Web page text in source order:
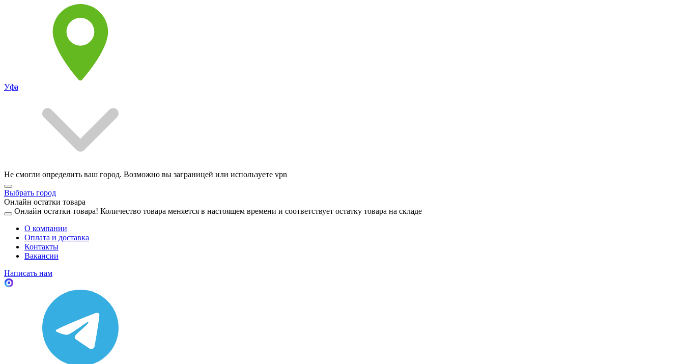
Уфа
Не смогли определить ваш город. Возможно вы заграницей или используете vpn
Выбрать город
Онлайн остатки товара
Онлайн остатки товара! Количество товара меняется в настоящем времени и соответствует остатку товара на складе
О компании
Оплата и доставка
Контакты
Вакансии
Написать нам